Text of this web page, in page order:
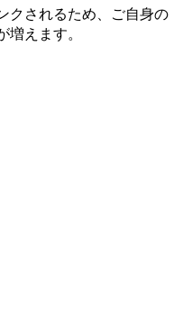
クされるため、ご自身の
えます。